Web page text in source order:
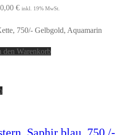
€ inkl. 19% MwSt.
750/- Gelbgold, Aquamarin
den Warenkorb